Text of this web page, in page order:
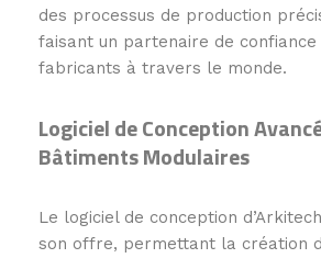
des processus de production
faisant un partenaire de
fabricants à travers le monde.
Logiciel de Conception
Bâtiments Modulaires
Le logiciel de conception
son offre, permettant la création